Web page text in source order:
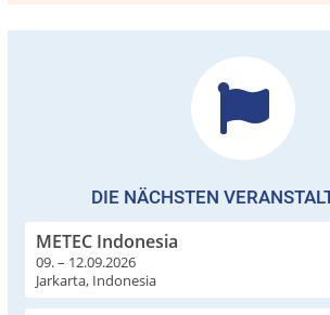
DIE NÄCHSTEN
METEC Indonesia
09. – 12.09.2026
Jarkarta, Indonesia